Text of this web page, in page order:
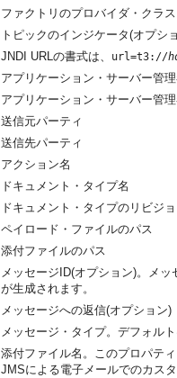
ファクトリのプロバイダ・クラス
トピックのインジケータ(オプシ
JNDI URLの書式は、 url=t3://
アプリケーション・サーバー管
アプリケーション・サーバー管
送信元パーティ
送信先パーティ
アクション名
ドキュメント・タイプ名
ドキュメント・タイプのリビジ
ペイロード・ファイルのパス
添付ファイルのパス
メッセージID(オプション)。メ
が生成されます。
メッセージへの返信(オプション)
メッセージ・タイプ。デフォル
添付ファイル名。このプロパテ
JMSによる電子メールでのカス